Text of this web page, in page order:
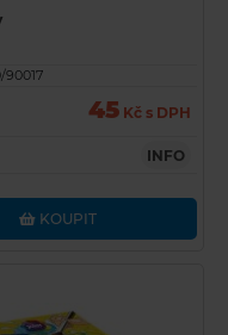
90017
45 Kč s DPH
INFO
KOUPIT